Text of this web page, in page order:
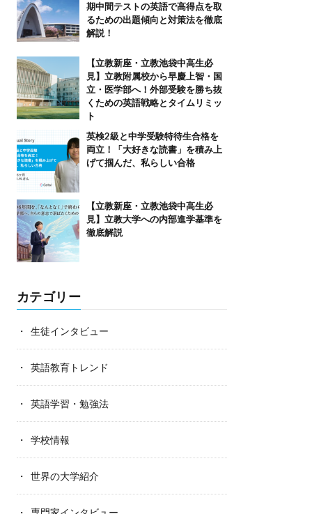
期中間テストの英語で高得点を取
るための出題傾向と対策法を徹底
解説！
【立教新座・立教池袋中高生必
見】立教附属校から早慶上智・国
立・医学部へ！外部受験を勝ち抜
くための英語戦略とタイムリミッ
ト
英検2級と中学受験特待生合格を
両立！「大好きな読書」を積み上
げて掴んだ、私らしい合格
【立教新座・立教池袋中高生必
見】立教大学への内部進学基準を
徹底解説
カテゴリー
生徒インタビュー
英語教育トレンド
英語学習・勉強法
学校情報
世界の大学紹介